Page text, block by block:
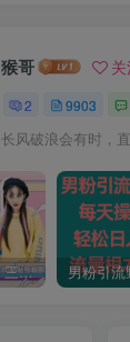
猴哥
2 9903
长风破浪会有时，
AI自动生成头条，三天必起号，三分钟轻松发布内容，复制粘贴，保姆级教…